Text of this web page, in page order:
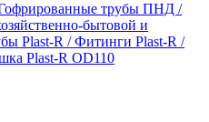
трубы ПНД /
бытовой и
Plast-R /Фитинги Plast-R /
Plast-R OD110